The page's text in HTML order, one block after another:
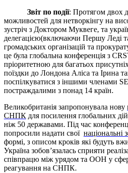
Звіт по події: Протягом двох
можливостей для нетворкінгу на
зустріч з Доктором Муквеге, та
делегацією(включаючи Першу Леді
громадських організацій та
це була глобальна конференція з
пріоритетною для багатьох
поїздки до Лондона Аліса та Ірина
поспілкуватися з іншими членами
постраждалими з понад 14 країн.
Великобританія запропонувала нову
СНПК для посилення глобальних
ніж 50 державами. Під час
попросили надати свої національні
формі, з описом кроків які будуть
Україна зобов’язалась сприяти
співпрацю між урядом та ООН у
реагування на СНПК.